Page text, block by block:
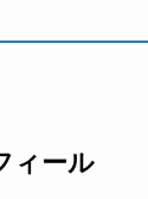
ィール